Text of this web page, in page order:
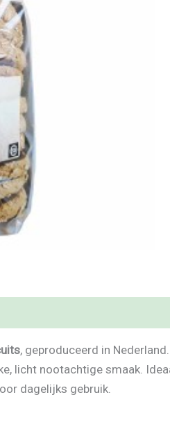
, geproduceerd in
licht nootachtige smaak.
dagelijks gebruik.